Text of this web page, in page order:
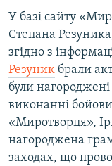
У базі сайту
Степана
згідно з
Резуник брали
були
виконанні
«Миротворця»,
нагороджена
заходах, що